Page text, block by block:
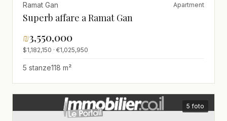
Ramat Gan Apartment
Superb affare a Ramat Gan
₪3,550,000
$1,182,150 · €1,025,950
5 stanze118 m²
5 foto